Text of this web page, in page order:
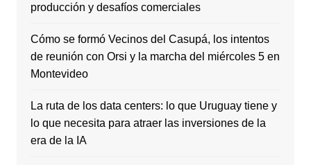
producción y desafíos comerciales
Cómo se formó Vecinos del Casupá, los intentos
de reunión con Orsi y la marcha del miércoles 5 en
Montevideo
La ruta de los data centers: lo que Uruguay tiene y
lo que necesita para atraer las inversiones de la
era de la IA